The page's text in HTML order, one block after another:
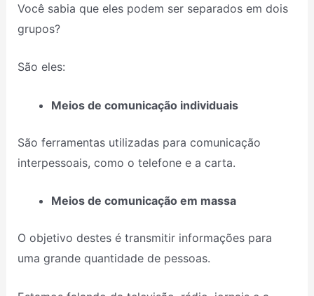
Você sabia que eles podem ser separados em dois
grupos?
São eles:
Meios de comunicação individuais
São ferramentas utilizadas para comunicação
interpessoais, como o telefone e a carta.
Meios de comunicação em massa
O objetivo destes é transmitir informações para
uma grande quantidade de pessoas.